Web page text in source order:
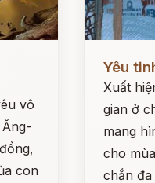
vô
con
Yêu
Xuất
gian ở
mang
cho
chắn